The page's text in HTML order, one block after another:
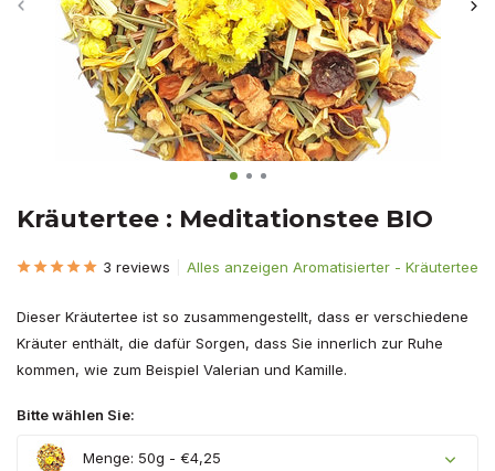
Kräutertee : Meditationstee BIO
3 reviews Alles anzeigen Aromatisierter - Kräutertee
Dieser Kräutertee ist so zusammengestellt, dass er verschiedene
Kräuter enthält, die dafür Sorgen, dass Sie innerlich zur Ruhe
kommen, wie zum Beispiel Valerian und Kamille.
Bitte wählen Sie:
Menge: 50g - €4,25